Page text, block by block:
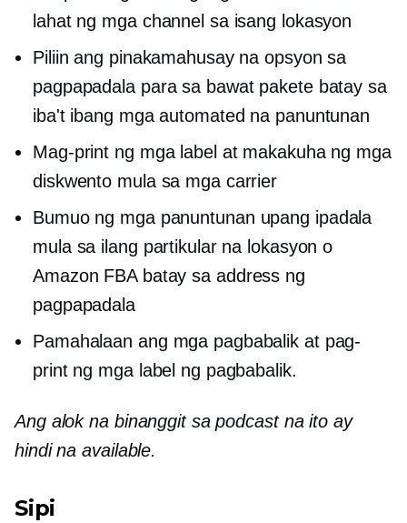
lahat ng mga channel sa isang lokasyon
Piliin ang pinakamahusay na opsyon sa
pagpapadala para sa bawat pakete batay sa
iba't ibang mga automated na panuntunan
Mag-print ng mga label at makakuha ng mga
diskwento mula sa mga carrier
Bumuo ng mga panuntunan upang ipadala
mula sa ilang partikular na lokasyon o
Amazon FBA batay sa address ng
pagpapadala
Pamahalaan ang mga pagbabalik at pag-
print ng mga label ng pagbabalik.
Ang alok na binanggit sa podcast na ito ay
hindi na available.
Sipi